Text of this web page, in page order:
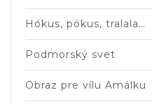
Hókus, pókus, tralala…
Podmorský svet
Obraz pre vílu Amálku